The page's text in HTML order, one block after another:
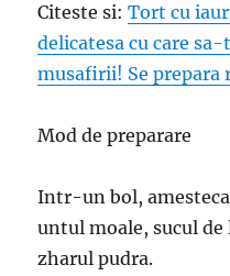
Citeste si:Tort cu
delicatesa cu care
musafirii! Se prepara
Mod de preparare
Intr-un bol,
untul moale, sucul
zharul pudra.